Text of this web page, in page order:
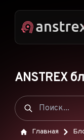
ANSTREX
Главная